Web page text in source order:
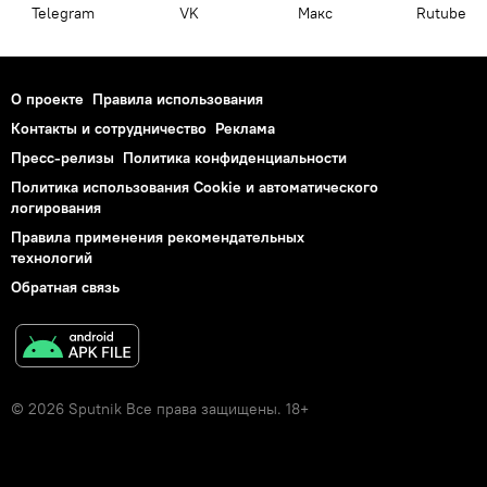
Telegram VK Макс Rutube
О проекте Правила использования
Контакты и сотрудничество Реклама
Пресс-релизы Политика конфиденциальности
Политика использования Cookie и автоматического
логирования
Правила применения рекомендательных
технологий
Обратная связь
© 2026 Sputnik Все права защищены. 18+